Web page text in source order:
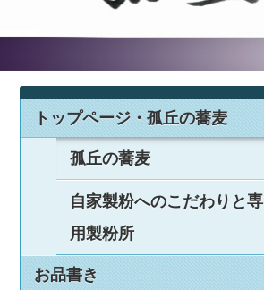
トップページ・孤丘の蕎麦
孤丘の蕎麦
自家製粉へのこだわりと専
用製粉所
お品書き